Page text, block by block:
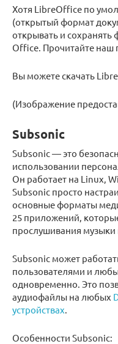
Хотя LibreOffice по
(открытый формат
открывать и
Office. Прочитайте наш
Вы можете скачать
(Изображение
Subsonic
Subsonic — это
использовании
Он работает на Linux,
Subsonic просто
основные форматы
25 приложений,
прослушивания
Subsonic может
пользователями и
одновременно. Это
аудиофайлы на любых
устройствах
Особенности Subsonic: